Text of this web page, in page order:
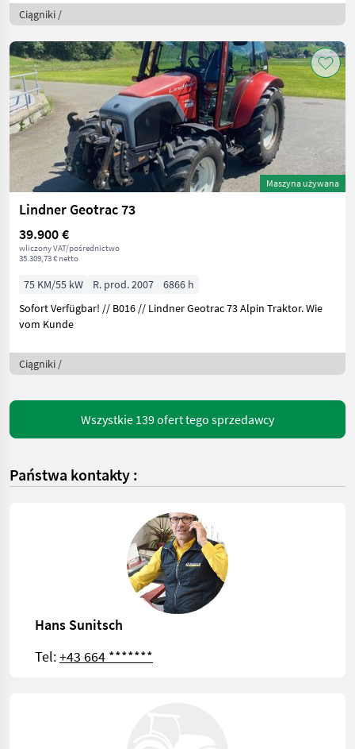
Ciągniki /
Maszyna używana
Lindner Geotrac 73
39.900 €
wliczony VAT/pośrednictwo
35.309,73 € netto
75 KM/55 kW R. prod. 2007
6866 h
Sofort Verfügbar! // B016 // Lindner Geotrac 73 Alpin Traktor. Wie
vom Kunde
Ciągniki /
Wszystkie 139 ofert tego sprzedawcy
Państwa kontakty :
Hans Sunitsch
Tel:+43 664 *******